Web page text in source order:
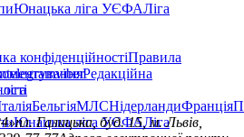
Юнацька ліга УЄФАЛіга
конфіденційностіПравила
Редакційна
telegramviber
БельгіяМЛСНідерландиФранція
Юнацька ліга УЄФАЛіга
пл. Галицька, буд. 15, м. Львів,